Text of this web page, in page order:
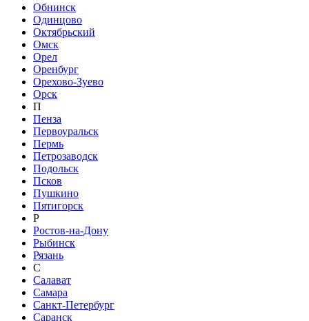
Обнинск
Одинцово
Октябрьский
Омск
Орел
Оренбург
Орехово-Зуево
Орск
П
Пенза
Первоуральск
Пермь
Петрозаводск
Подольск
Псков
Пушкино
Пятигорск
Р
Ростов-на-Дону
Рыбинск
Рязань
С
Салават
Самара
Санкт-Петербург
Саранск